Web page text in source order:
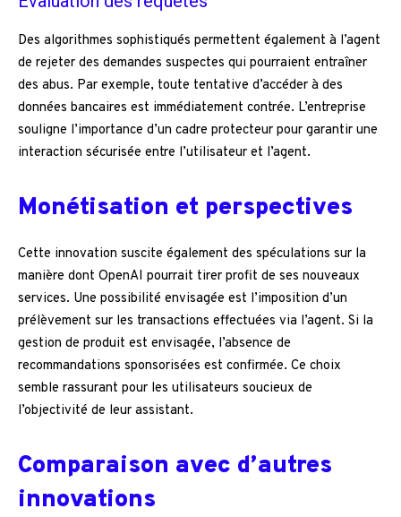
Des algorithmes sophistiqués permettent également à l’agent
de rejeter des demandes suspectes qui pourraient entraîner
des abus. Par exemple, toute tentative d’accéder à des
données bancaires est immédiatement contrée. L’entreprise
souligne l’importance d’un cadre protecteur pour garantir une
interaction sécurisée entre l’utilisateur et l’agent.
Monétisation et perspectives
Cette innovation suscite également des spéculations sur la
manière dont OpenAI pourrait tirer profit de ses nouveaux
services. Une possibilité envisagée est l’imposition d’un
prélèvement sur les transactions effectuées via l’agent. Si la
gestion de produit est envisagée, l’absence de
recommandations sponsorisées est confirmée. Ce choix
semble rassurant pour les utilisateurs soucieux de
l’objectivité de leur assistant.
Comparaison avec d’autres
innovations